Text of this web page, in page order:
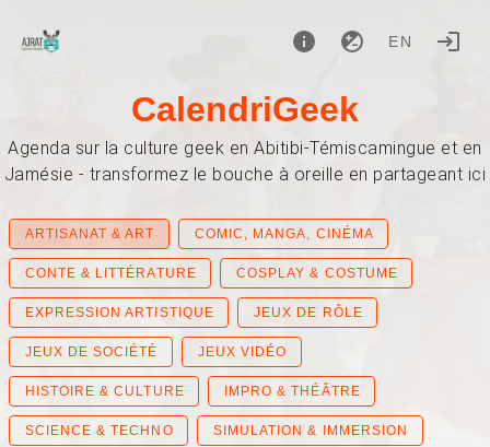
EN
CalendriGeek
Agenda sur la culture geek en Abitibi-Témiscamingue et en
Jamésie - transformez le bouche à oreille en partageant ici
ARTISANAT & ART COMIC, MANGA, CINÉMA
CONTE & LITTÉRATURE COSPLAY & COSTUME
EXPRESSION ARTISTIQUE JEUX DE RÔLE
JEUX DE SOCIÉTÉ JEUX VIDÉO
HISTOIRE & CULTURE IMPRO & THÉÂTRE
SCIENCE & TECHNO SIMULATION & IMMERSION